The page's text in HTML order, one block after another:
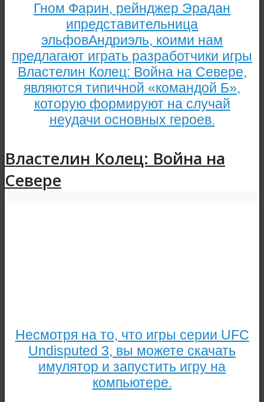
Гном Фарин, рейнджер Эрадан
ипредставительница
эльфовАндриэль, коими нам
предлагают играть разработчики игры
Властелин Колец: Война на Севере,
являются типичной «командой Б»,
которую формируют на случай
неудачи основных героев.
Властелин Колец: Война на
Севере
Несмотря на то, что игры серии UFC
Undisputed 3, вы можете скачать
имулятор и запустить игру на
компьютере.